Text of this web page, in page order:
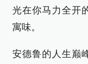
光在你马力全开
寓味。
安德鲁的人生巅